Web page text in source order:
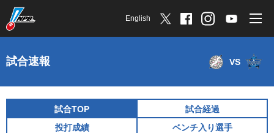
English
試合速報 VS
試合TOP
試合経過
投打成績
ベンチ入り選手